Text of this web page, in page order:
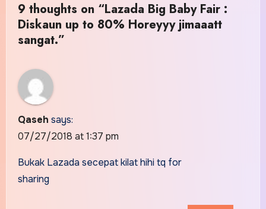
9 thoughts on “Lazada Big Baby Fair :
Diskaun up to 80% Horeyyy jimaaatt
sangat.”
Qaseh says:
07/27/2018 at 1:37 pm
Bukak Lazada secepat kilat hihi tq for
sharing